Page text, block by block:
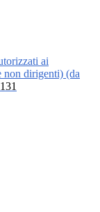
ai
non dirigenti) (da
131